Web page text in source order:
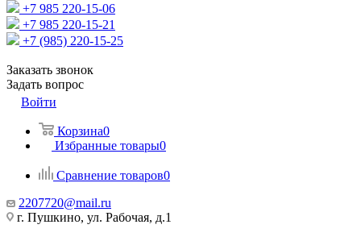
+7 985 220-15-06
+7 985 220-15-21
+7 (985) 220-15-25
Заказать звонок
Задать вопрос
Войти
Корзина0
Избранные товары0
Сравнение товаров0
2207720@mail.ru
г. Пушкино, ул. Рабочая, д.1